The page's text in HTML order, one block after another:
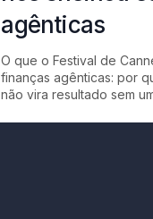
agênticas
O que o Festival de
finanças agênticas: por
não vira resultado sem